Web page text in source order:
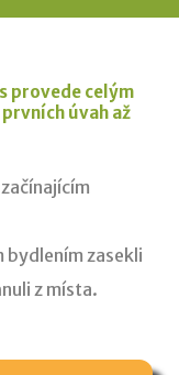
provede celým
úvah až
bydlením zasekli
z místa.